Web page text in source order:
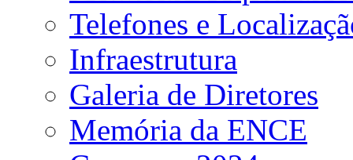
Telefones e
Infraestrutura
Galeria de Diretores
Memória da ENCE